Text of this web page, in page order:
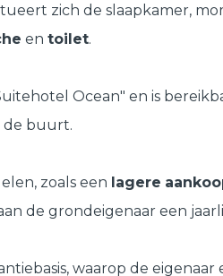
zich de slaapkamer,
en toilet.
Ocean" en is
de buurt.
zoals een lagere
de grondeigenaar een
waarop de eigenaar